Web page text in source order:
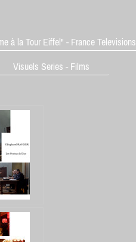
à la Tour Eiffel" - France Televisions
Visuels Series - Films